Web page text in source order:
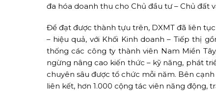
đa hóa doanh thu cho Chủ đầu tư – Chủ đất
Để đạt được thành tựu trên, DXMT đã liên
– hiệu quả, với Khối Kinh doanh – Tiếp thị
thống các công ty thành viên Nam Miền
ngừng nâng cao kiến thức – kỹ năng, phát
chuyên sâu được tổ chức mỗi năm. Bên
liên kết, hơn 1.000 cộng tác viên năng động,